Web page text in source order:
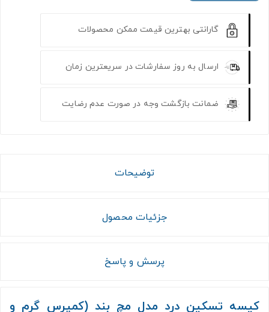
گارانتی بهترین قیمت ممکن محصولات
ارسال به روز سفارشات در سریعترین زمان
ضمانت بازگشت وجه در صورت عدم رضایت
توضیحات
جزئیات محصول
پرسش و پاسخ
کیسه تسکین درد مدل مچ بند (کمپرس گرم و